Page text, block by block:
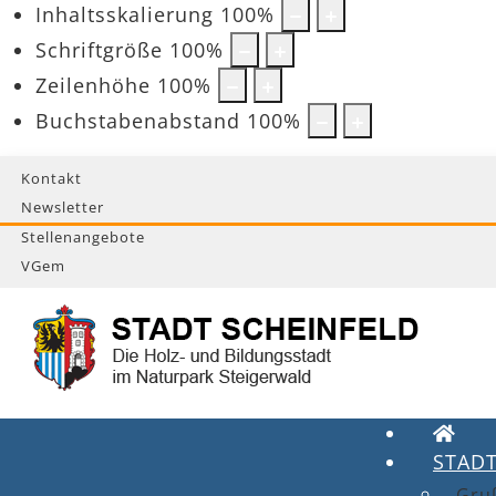
Inhaltsskalierung 100%
Schriftgröße 100%
Zeilenhöhe 100%
Buchstabenabstand 100%
Kontakt
Newsletter
Stellenangebote
VGem